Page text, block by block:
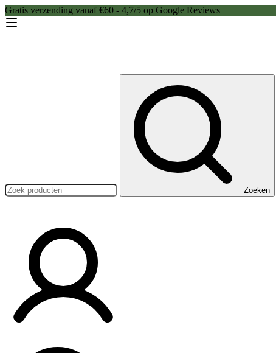
Gratis verzending vanaf €60 - 4,7/5 op Google Reviews
Zoeken